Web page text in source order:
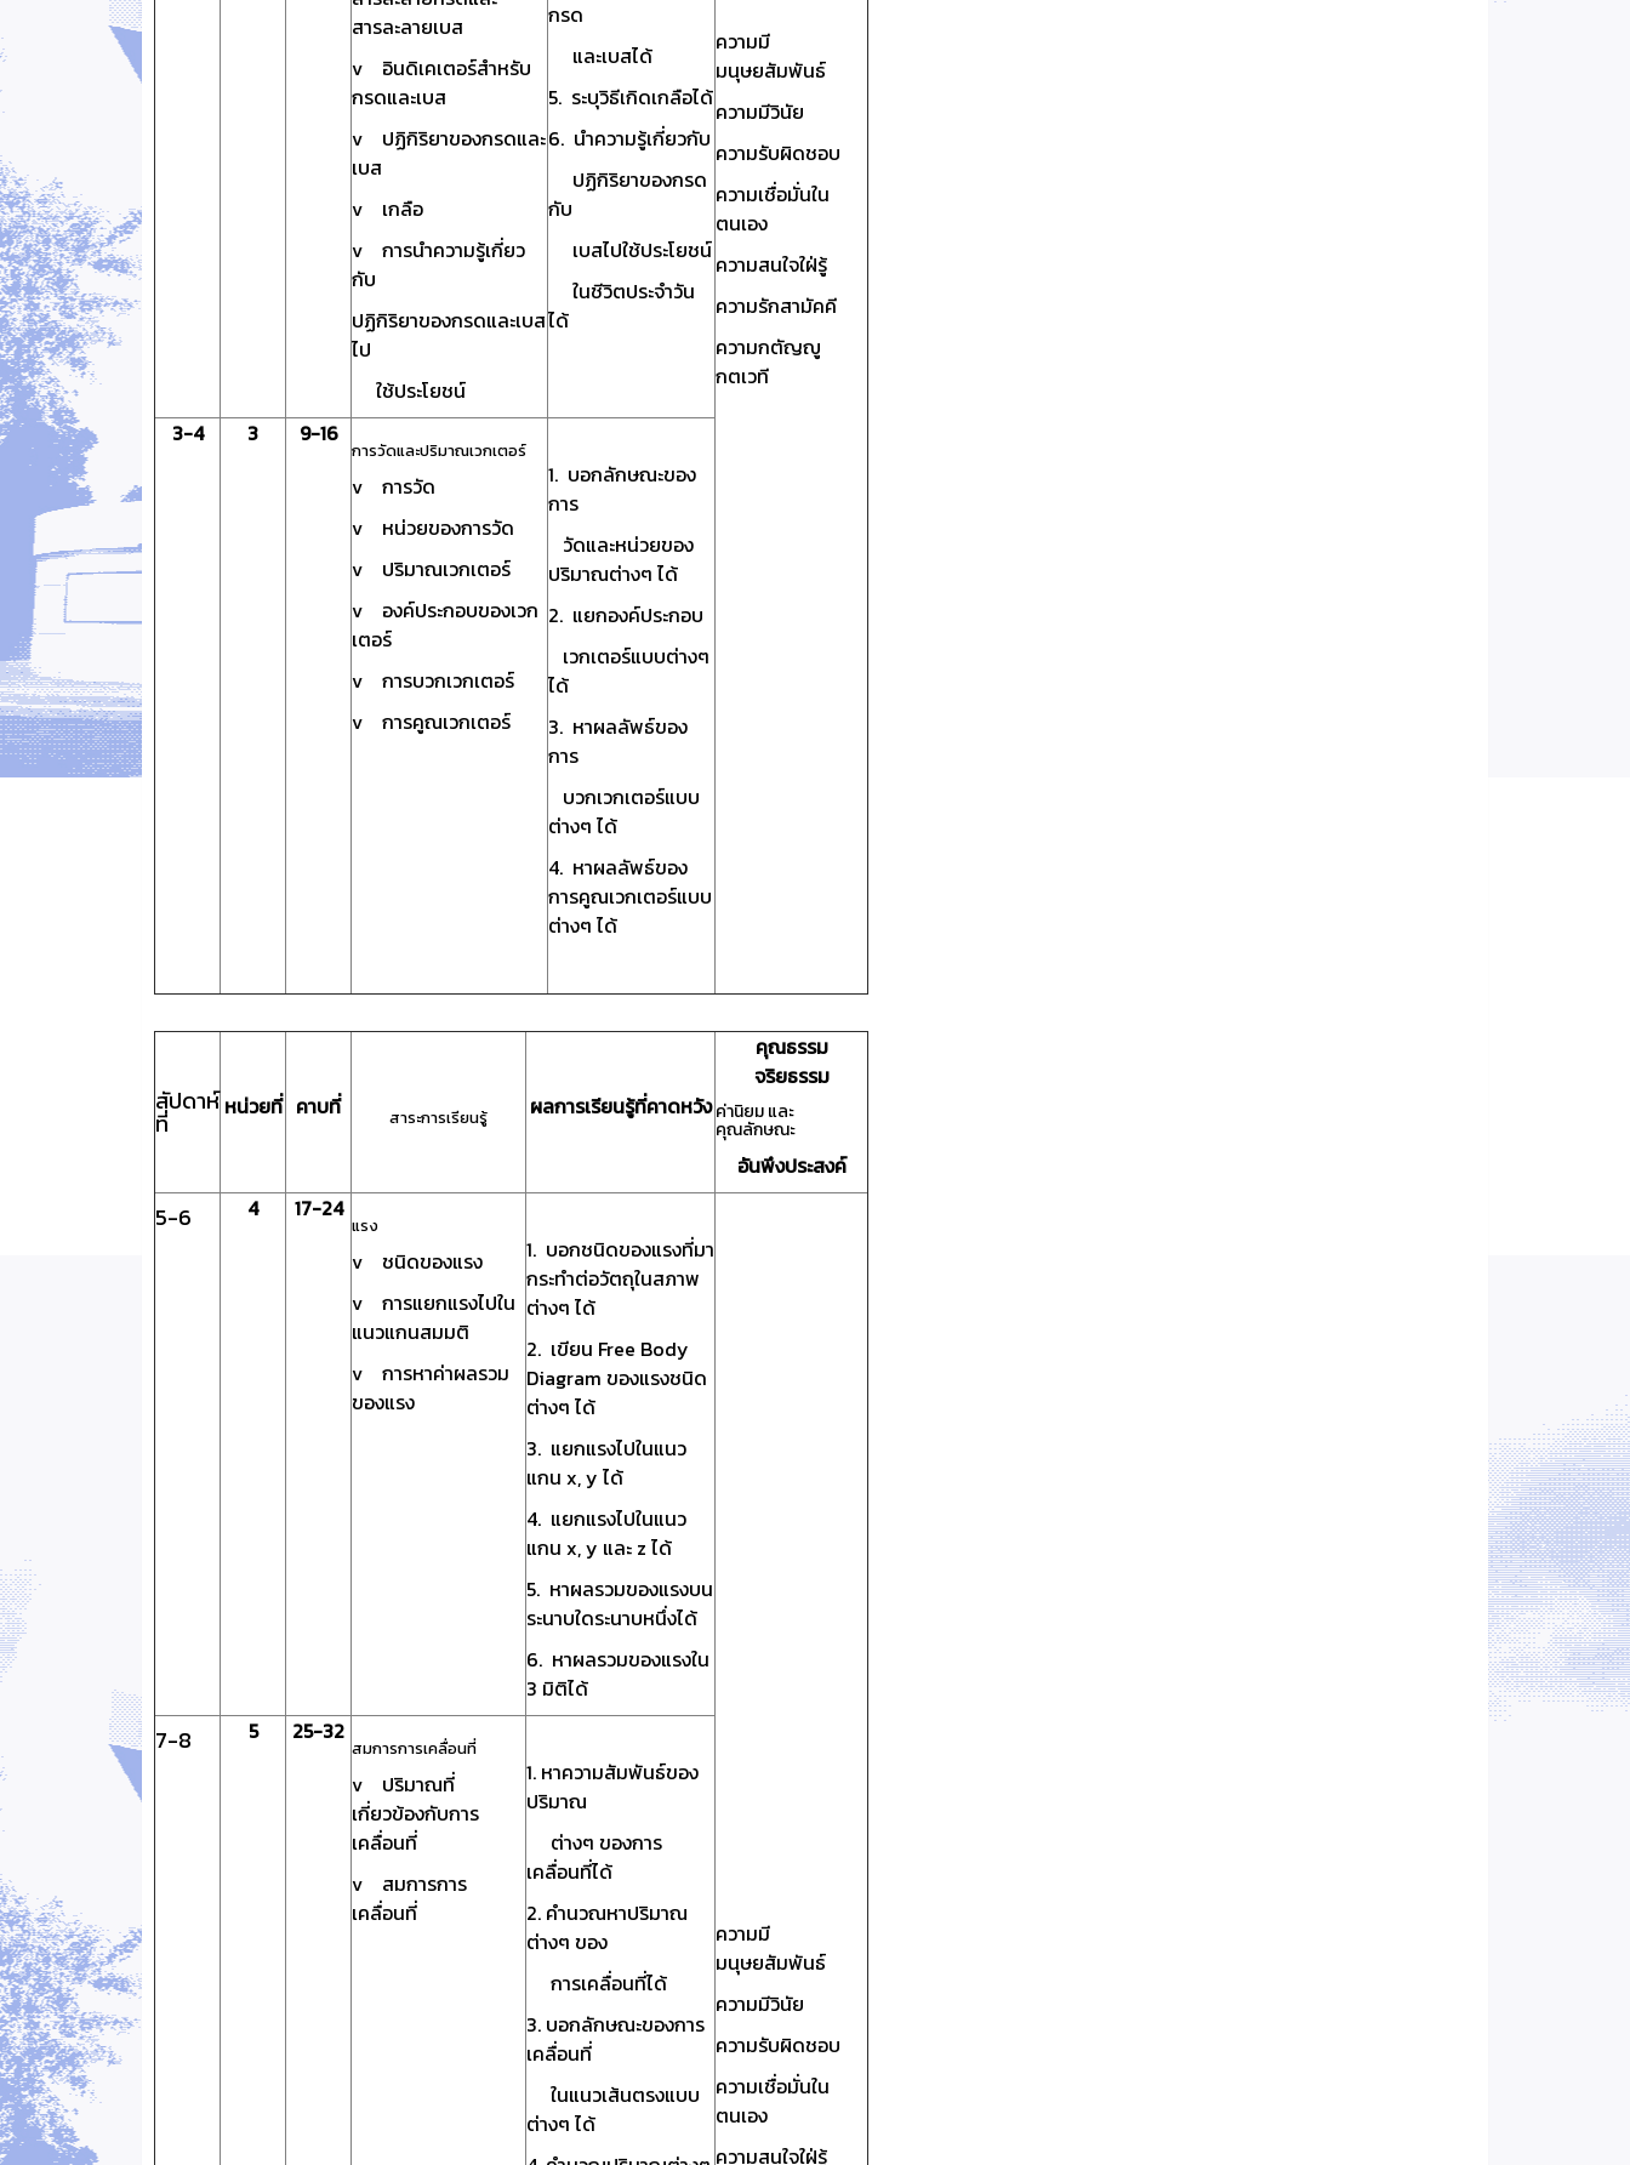
สารละลายเบส
v อินดิเคเตอร์สำหรับ
กรดและเบส
v ปฏิกิริยาของกรดและ
เบส
v เกลือ
v การนำความรู้เกี่ยว
กับ
ปฏิกิริยาของกรดและเบส
ไป
ใช้ประโยชน์
กรด
และเบสได้
5. ระบุวิธีเกิดเกลือได้
6. นำความรู้เกี่ยวกับ
ปฏิกิริยาของกรด
กับ
เบสไปใช้ประโยชน์
ในชีวิตประจำวัน
ได้
ความมี
มนุษยสัมพันธ์
ความมีวินัย
ความรับผิดชอบ
ความเชื่อมั่นใน
ตนเอง
ความสนใจใฝ่รู้
ความรักสามัคคี
ความกตัญญู
กตเวที
3-4
3 9-16
การวัดและปริมาณเวกเตอร์
v การวัด
v หน่วยของการวัด
v ปริมาณเวกเตอร์
v องค์ประกอบของเวก
เตอร์
v การบวกเวกเตอร์
v การคูณเวกเตอร์
1. บอกลักษณะของ
การ
วัดและหน่วยของ
ปริมาณต่างๆ ได้
2. แยกองค์ประกอบ
เวกเตอร์แบบต่างๆ
ได้
3. หาผลลัพธ์ของ
การ
บวกเวกเตอร์แบบ
ต่างๆ ได้
4. หาผลลัพธ์ของ
การคูณเวกเตอร์แบบ
ต่างๆ ได้
สัปดาห์
ที่
หน่วยที่ คาบที่ สาระการเรียนรู้ ผลการเรียนรู้ที่คาดหวัง
คุณธรรม
จริยธรรม
ค่านิยม และ
คุณลักษณะ
อันพึงประสงค์
5-6 4 17-24
แรง
v ชนิดของแรง
v การแยกแรงไปใน
แนวแกนสมมติ
v การหาค่าผลรวม
ของแรง
1. บอกชนิดของแรงที่มา
กระทำต่อวัตถุในสภาพ
ต่างๆ ได้
2. เขียน Free Body
Diagram ของแรงชนิด
ต่างๆ ได้
3. แยกแรงไปในแนว
แกน x, y ได้
4. แยกแรงไปในแนว
แกน x, y และ z ได้
5. หาผลรวมของแรงบน
ระนาบใดระนาบหนึ่งได้
6. หาผลรวมของแรงใน
3 มิติได้
ความมี
มนุษยสัมพันธ์
ความมีวินัย
ความรับผิดชอบ
ความเชื่อมั่นใน
ตนเอง
ความสนใจใฝ่รู้
7-8 5 25-32
สมการการเคลื่อนที่
v ปริมาณที่
เกี่ยวข้องกับการ
เคลื่อนที่
v สมการการ
เคลื่อนที่
1. หาความสัมพันธ์ของ
ปริมาณ
ต่างๆ ของการ
เคลื่อนที่ได้
2. คำนวณหาปริมาณ
ต่างๆ ของ
การเคลื่อนที่ได้
3. บอกลักษณะของการ
เคลื่อนที่
ในแนวเส้นตรงแบบ
ต่างๆ ได้